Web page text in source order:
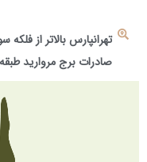
صادرات برج مروارید طبقه دوم